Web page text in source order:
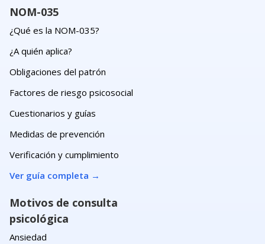
NOM-035
¿Qué es la NOM-035?
¿A quién aplica?
Obligaciones del patrón
Factores de riesgo psicosocial
Cuestionarios y guías
Medidas de prevención
Verificación y cumplimiento
Ver guía completa →
Motivos de consulta
psicológica
Ansiedad